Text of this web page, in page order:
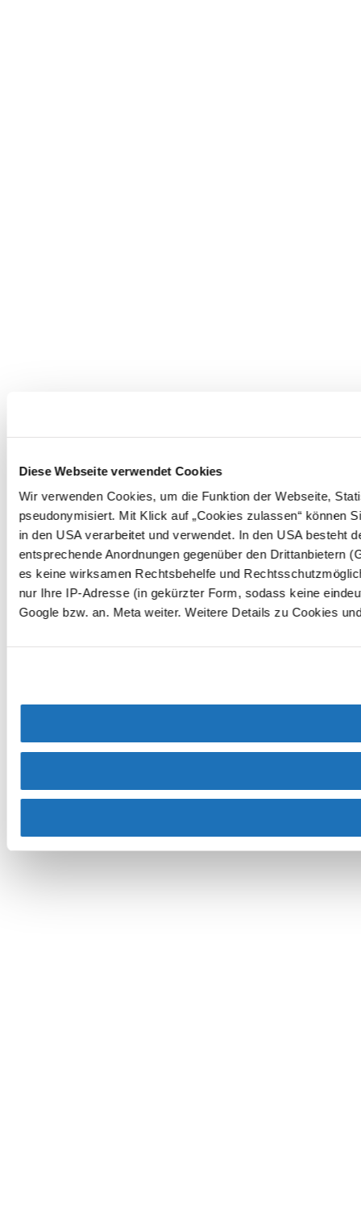
Diese Webseite verwendet Cookies
Wir verwenden Cookies, um die Funktion der Webseite,
pseudonymisiert. Mit Klick auf „Cookies zulassen“ können
in den USA verarbeitet und verwendet. In den USA
entsprechende Anordnungen gegenüber den Drittanbietern
es keine wirksamen Rechtsbehelfe und
nur Ihre IP-Adresse (in gekürzter Form, sodass keine
Google bzw. an. Meta weiter. Weitere Details zu Cookies